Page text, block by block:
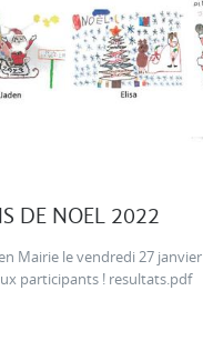
DE NOEL 2022
Mairie le vendredi 27 janvier
participants ! resultats.pdf